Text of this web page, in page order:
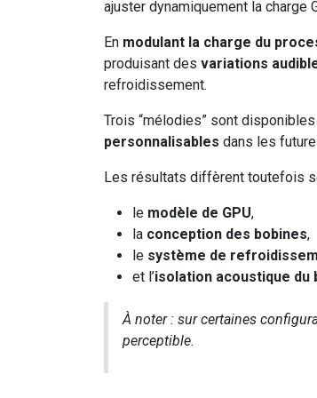
ajuster dynamiquement la charge
En modulant la charge du
produisant des variations
refroidissement.
Trois “mélodies” sont
personnalisables dans les
Les résultats diffèrent toutefois
le modèle de GPU,
la conception des bobines,
le système de
et l’isolation acoustique du
À noter : sur certaines
perceptible.